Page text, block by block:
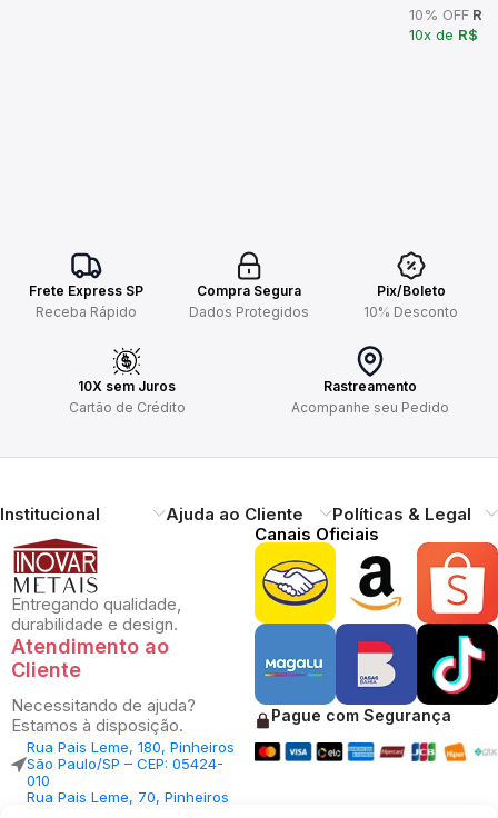
10% OFF R$
10x de R$
Frete Express SP
Receba Rápido
Compra Segura
Dados Protegidos
Pix/Boleto
10% Desconto
10X sem Juros
Cartão de Crédito
Rastreamento
Acompanhe seu Pedido
Institucional Ajuda ao Cliente Políticas & Legal
Entregando qualidade,
durabilidade e design.
Atendimento ao
Cliente
Necessitando de ajuda?
Estamos à disposição.
Rua Pais Leme, 180, Pinheiros
São Paulo/SP – CEP: 05424-
010
Rua Pais Leme, 70, Pinheiros
Canais Oficiais
Pague com Segurança